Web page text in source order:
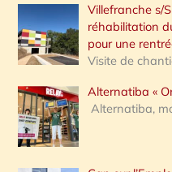
Villefranche s/
réhabilitation
pour une
Visite de
Alternatiba «
Alternatiba,